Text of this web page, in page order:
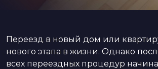
Переезд в новый дом или
нового этапа в жизни. Однако
всех переездных процедур